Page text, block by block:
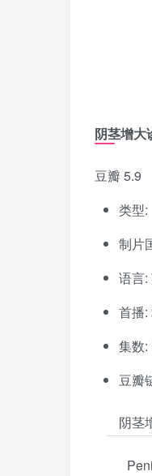
阴茎增
豆瓣 5.9
类型:
制片
语言:
首播:
集数
豆瓣
阴茎